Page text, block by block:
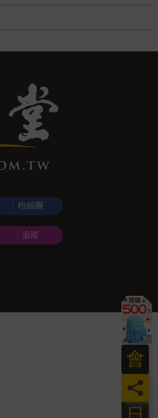
員
會
粉絲團
追蹤